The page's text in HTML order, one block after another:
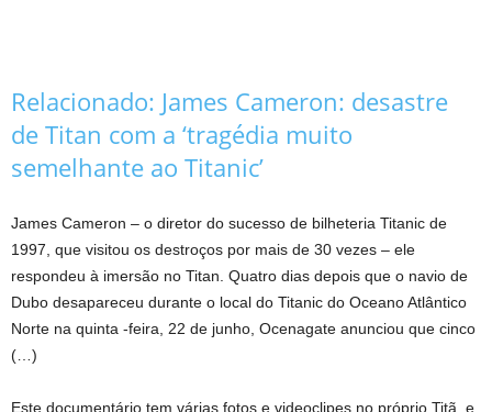
Relacionado: James Cameron: desastre
de Titan com a ‘tragédia muito
semelhante ao Titanic’
James Cameron – o diretor do sucesso de bilheteria Titanic de
1997, que visitou os destroços por mais de 30 vezes – ele
respondeu à imersão no Titan. Quatro dias depois que o navio de
Dubo desapareceu durante o local do Titanic do Oceano Atlântico
Norte na quinta -feira, 22 de junho, Ocenagate anunciou que cinco
(…)
Este documentário tem várias fotos e videoclipes no próprio Titã, e